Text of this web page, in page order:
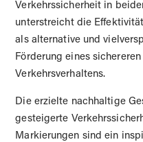
Verkehrssicherheit in
unterstreicht die
als alternative und
Förderung eines
Verkehrsverhaltens.
Die erzielte nachhaltige
gesteigerte
Markierungen sind ein